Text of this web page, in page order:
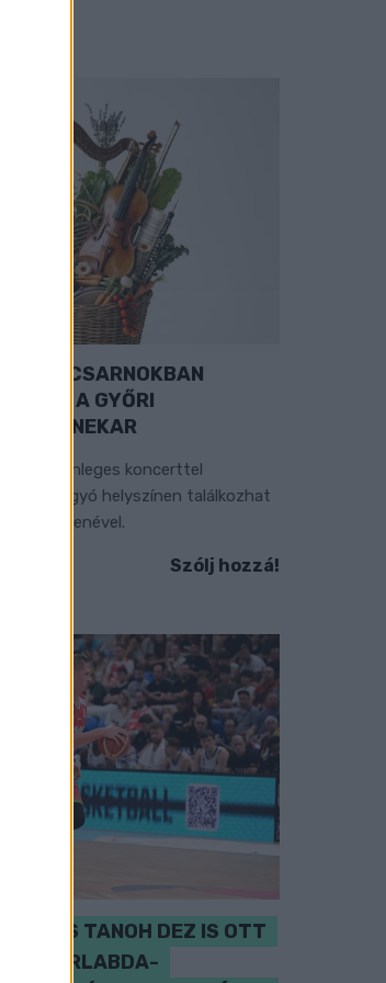
A GYŐRI
ZENEKAR
című különleges koncerttel
rendhagyó helyszínen találkozhat
zenével.
Szólj hozzá!
ÉS TANOH DEZ IS OTT
KOSÁRLABDA-